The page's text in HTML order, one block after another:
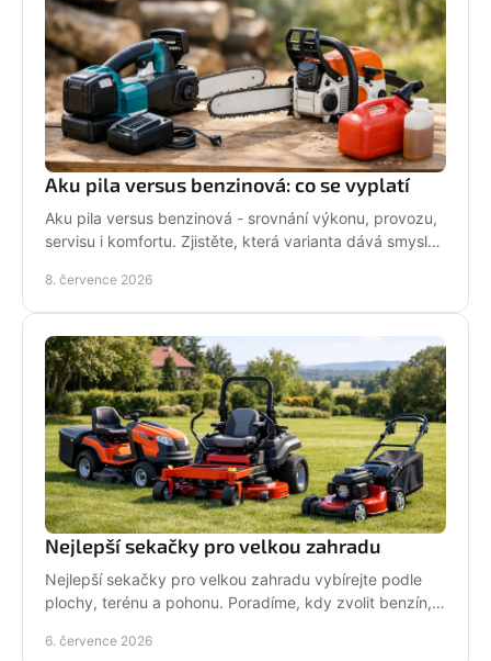
Aku pila versus benzinová: co se vyplatí
Aku pila versus benzinová - srovnání výkonu, provozu,
servisu i komfortu. Zjistěte, která varianta dává smysl
8. července 2026
Nejlepší sekačky pro velkou zahradu
Nejlepší sekačky pro velkou zahradu vybírejte podle
plochy, terénu a pohonu. Poradíme, kdy zvolit benzín,
6. července 2026